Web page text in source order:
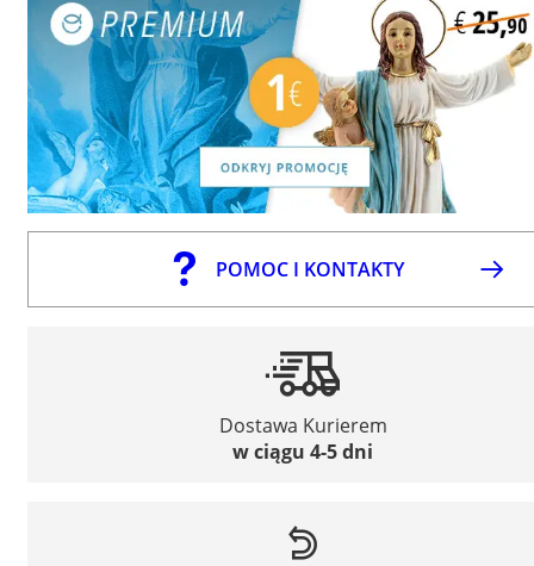
POMOC I KONTAKTY
Dostawa Kurierem
w ciągu 4-5 dni